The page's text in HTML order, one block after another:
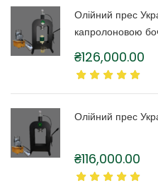
Олійний прес
капролоновою
₴126,000.00
Олійний прес
₴116,000.00